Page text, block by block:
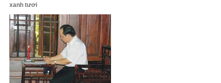
xanh tươi